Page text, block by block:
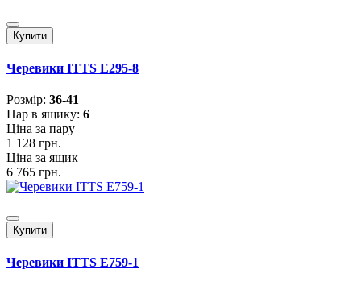
Купити
Черевики ITTS E295-8
Розмiр: 36-41
Пар в ящику: 6
Ціна за пару
1 128 грн.
Ціна за ящик
6 765 грн.
Купити
Черевики ITTS E759-1